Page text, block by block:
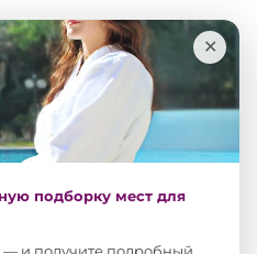
✕
подборку мест для